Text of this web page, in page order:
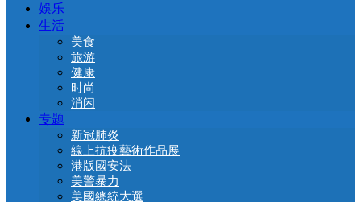
娛乐
生活
美食
旅游
健康
时尚
消闲
专题
新冠肺炎
線上抗疫藝術作品展
港版國安法
美警暴力
美國總統大選